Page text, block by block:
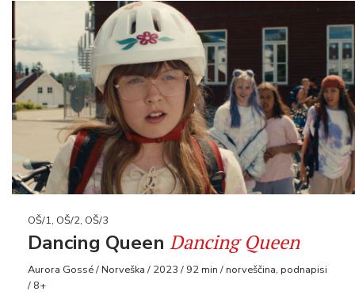
OŠ/1, OŠ/2, OŠ/3
Dancing Queen Dancing Queen
Aurora Gossé / Norveška / 2023 / 92 min / norveščina, podnapisi
/ 8+